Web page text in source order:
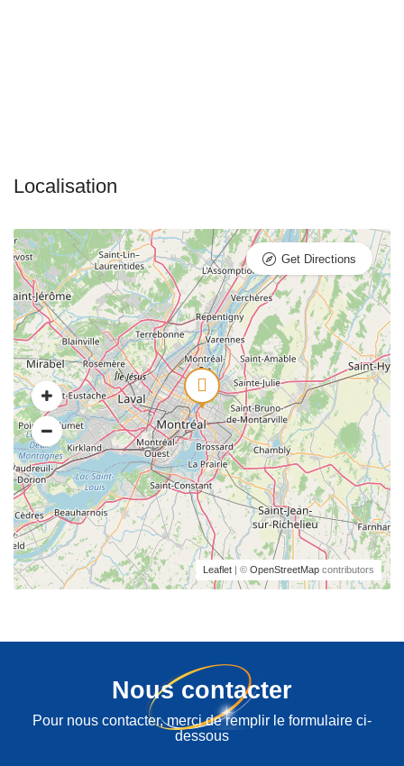
Leaflet | © OpenStreetMap contributors
Get Directions
Nous contacter
Pour nous contacter, merci de remplir le formulaire ci-
dessous